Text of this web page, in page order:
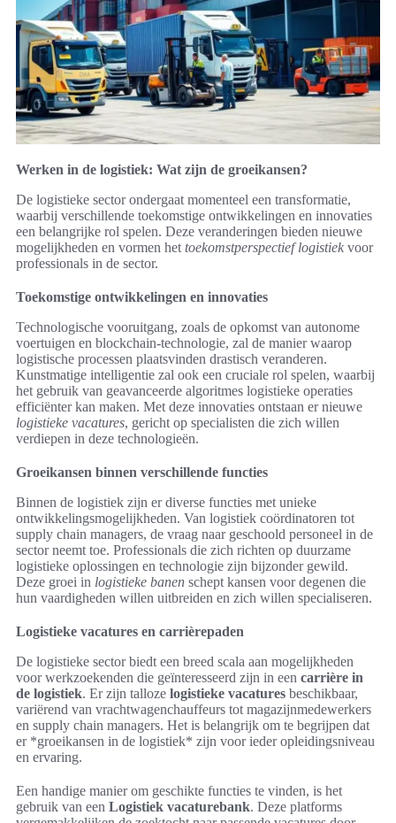
Werken in de logistiek: Wat zijn de groeikansen?
De logistieke sector ondergaat momenteel een transformatie,
waarbij verschillende toekomstige ontwikkelingen en innovaties
een belangrijke rol spelen. Deze veranderingen bieden nieuwe
mogelijkheden en vormen het toekomstperspectief logistiek voor
professionals in de sector.
Toekomstige ontwikkelingen en innovaties
Technologische vooruitgang, zoals de opkomst van autonome
voertuigen en blockchain-technologie, zal de manier waarop
logistische processen plaatsvinden drastisch veranderen.
Kunstmatige intelligentie zal ook een cruciale rol spelen, waarbij
het gebruik van geavanceerde algoritmes logistieke operaties
efficiënter kan maken. Met deze innovaties ontstaan er nieuwe
logistieke vacatures, gericht op specialisten die zich willen
verdiepen in deze technologieën.
Groeikansen binnen verschillende functies
Binnen de logistiek zijn er diverse functies met unieke
ontwikkelingsmogelijkheden. Van logistiek coördinatoren tot
supply chain managers, de vraag naar geschoold personeel in de
sector neemt toe. Professionals die zich richten op duurzame
logistieke oplossingen en technologie zijn bijzonder gewild.
Deze groei in logistieke banen schept kansen voor degenen die
hun vaardigheden willen uitbreiden en zich willen specialiseren.
Logistieke vacatures en carrièrepaden
De logistieke sector biedt een breed scala aan mogelijkheden
voor werkzoekenden die geïnteresseerd zijn in een carrière in
de logistiek. Er zijn talloze logistieke vacatures beschikbaar,
variërend van vrachtwagenchauffeurs tot magazijnmedewerkers
en supply chain managers. Het is belangrijk om te begrijpen dat
er *groeikansen in de logistiek* zijn voor ieder opleidingsniveau
en ervaring.
Een handige manier om geschikte functies te vinden, is het
gebruik van een Logistiek vacaturebank. Deze platforms